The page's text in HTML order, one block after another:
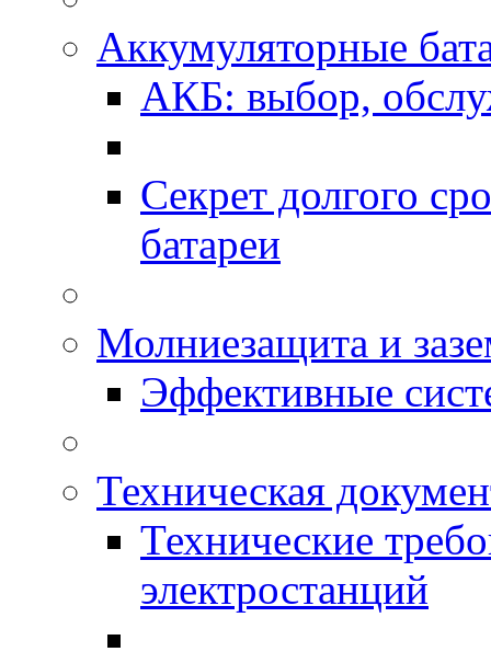
Аккумуляторные
АКБ: выбор,
Секрет долгого
батареи
Молниезащита и
Эффективные
Техническая
Технические
электростанций